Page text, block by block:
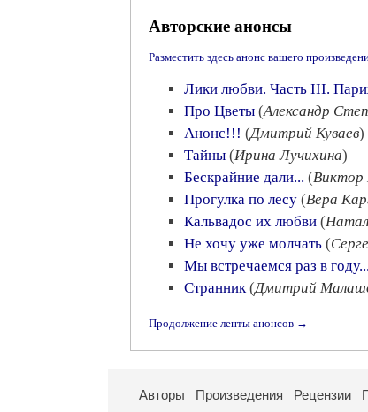
Авторские анонсы
Разместить здесь анонс вашего
Лики любви. Часть III.
Про Цветы (Александр
Анонс!!! (Дмитрий Куваев)
Тайны (Ирина Лучихина)
Бескрайние дали... (Виктор
Прогулка по лесу (Вера
Кальвадос их любви (
Не хочу уже молчать (
Мы встречаемся раз в году...
Странник(Дмитрий
Продолжение ленты анонсов →
Авторы Произведения Рецензии